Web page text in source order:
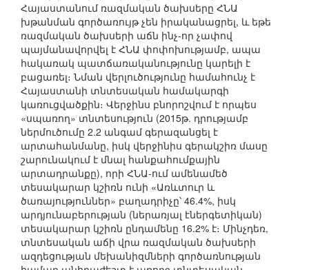
Հայաստանում ռազմական ծախսերը ՀՆԱ
խթանման գործառույթ չեն իրականացրել, և եթե
ռազմական ծախսերի աճն ինչ-որ չափով
պայմանավորվել է ՀՆԱ փոփոխությամբ, ապա
հակառակ պատճառականությունը կարելի է
բացառել։ Նման վերլուծությունը համահունչ է
Հայաստանի տնտեսական համակարգի
կառուցվածքին։ Վերջինս բնորոշվում է որպես
«սպառող» տնտեսություն (2015թ. դրությամբ
ներմուծումը 2.2 անգամ գերազանցել է
արտահանմանը, իսկ վերջինիս գերակշիռ մասը
շարունակում է մնալ հանքահումքային
արտադրանքը), որի ՀՆԱ-ում ամենամեծ
տեսակարար կշիռն ունի «Առևտուր և
ծառայություններ» բաղադրիչը՝ 46.4%, իսկ
արդյունաբերության (ներառյալ էներգետիկան)
տեսակարար կշիռն ընդամենը 16.2% է։ Մինչդեռ,
տնտեսական աճի վրա ռազմական ծախսերի
ազդեցության մեխանիզմների գործառնության